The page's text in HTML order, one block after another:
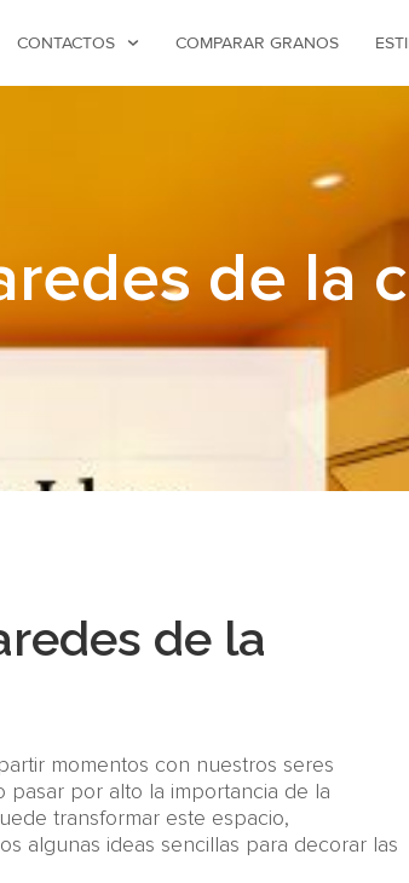
CONTACTOS COMPARAR GRANOS
de la
de la
momentos con nuestros seres
pasar por alto la importancia de la
transformar este espacio,
algunas ideas sencillas para decorar las